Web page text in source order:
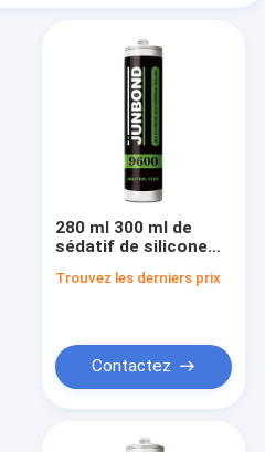
280 ml 300 ml de
sédatif de silicone
acétique à une
intempéries
Trouvez les derniers prix
Contactez